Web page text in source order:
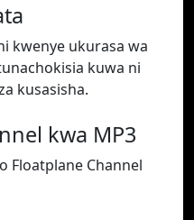
kwenye ukurasa wa
kuwa ni
kusasisha.
kwa MP3
Floatplane Channel